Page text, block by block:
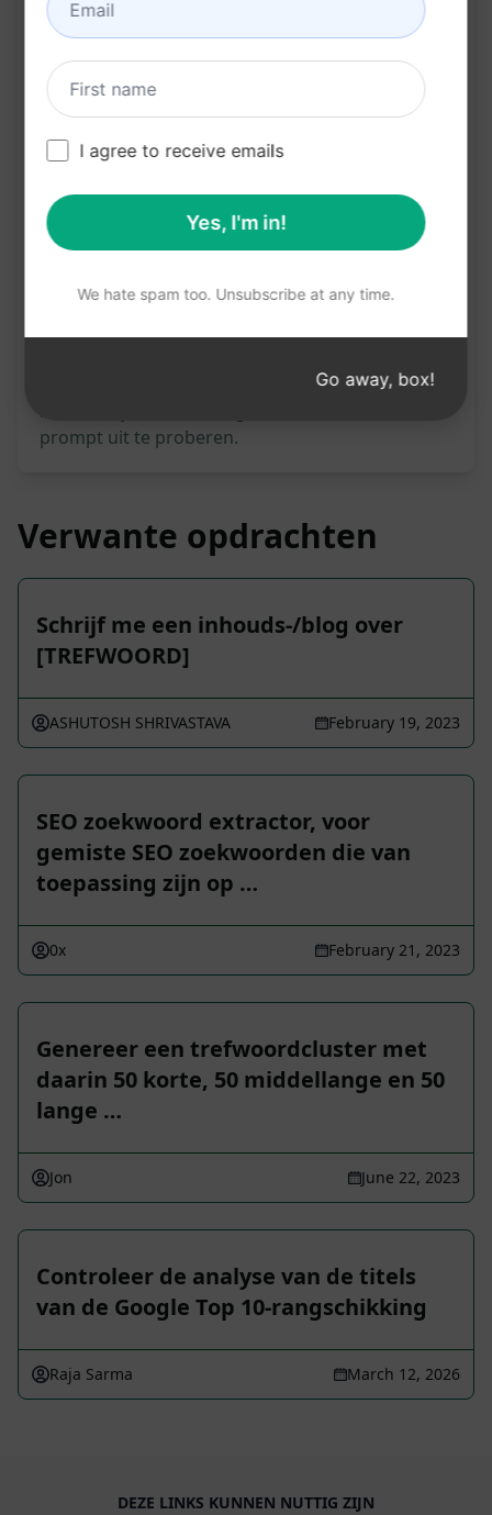
zoekwoorden te benadrukken, kan je artikel
gemakkelijker te vinden en lezen zijn voor je
doelgroep.
Probeer op Claude Probeer op ChatGPT
Statistieken
1,593 0 872
Let op: De voorgaande beschrijving is niet
goed begrip van wat er wordt gegenereerd,
raden we je aan AIPRM gratis te installeren en de
prompt uit te proberen.
Verwante opdrachten
Schrijf me een inhouds-/blog over
[TREFWOORD]
ASHUTOSH SHRIVASTAVA February 19, 2023
SEO zoekwoord extractor, voor
gemiste SEO zoekwoorden die van
toepassing zijn op …
0x February 21, 2023
Genereer een trefwoordcluster met
daarin 50 korte, 50 middellange en 50
lange …
Jon June 22, 2023
Controleer de analyse van de titels
van de Google Top 10-rangschikking
Raja Sarma March 12, 2026
DEZE LINKS KUNNEN NUTTIG ZIJN
I agree to receive emails
Yes, I'm in!
We hate spam too. Unsubscribe at any time.
Go away, box!